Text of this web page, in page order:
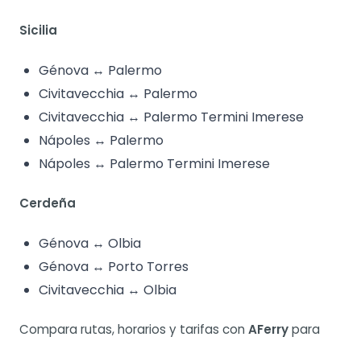
Sicilia
Génova ↔ Palermo
Civitavecchia ↔ Palermo
Civitavecchia ↔ Palermo Termini Imerese
Nápoles ↔ Palermo
Nápoles ↔ Palermo Termini Imerese
Cerdeña
Génova ↔ Olbia
Génova ↔ Porto Torres
Civitavecchia ↔ Olbia
Compara rutas, horarios y tarifas con AFerrypara